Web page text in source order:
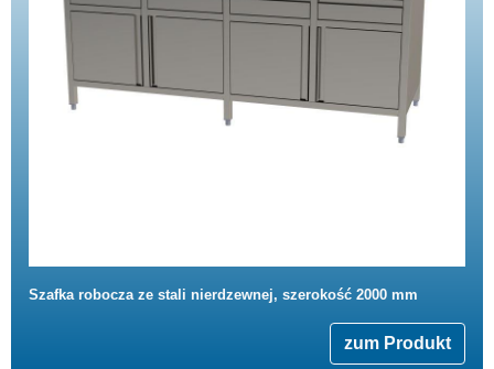
Szafka robocza ze stali nierdzewnej, szerokość 2000 mm
zum Produkt